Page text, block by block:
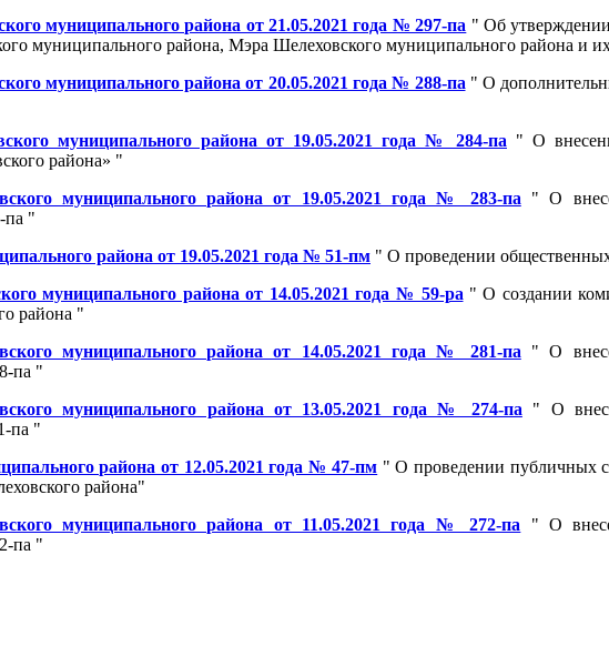
муниципального района от 21.05.2021 года № 297-па " Об
муниципального района, Мэра Шелеховского муниципального района и
муниципального района от 20.05.2021 года № 288-па " О
муниципального района от 19.05.2021 года № 284-па " О
района» "
муниципального района от 19.05.2021 года № 283-па " О
па "
района от 19.05.2021 года № 51-пм " О проведении
муниципального района от 14.05.2021 года № 59-ра " О создании
района "
муниципального района от 14.05.2021 года № 281-па " О
па "
муниципального района от 13.05.2021 года № 274-па " О
па "
района от 12.05.2021 года № 47-пм " О проведении публичных
района"
муниципального района от 11.05.2021 года № 272-па " О
па "